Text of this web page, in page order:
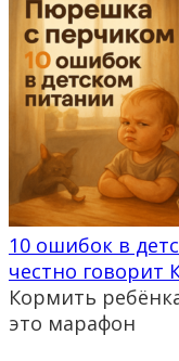
10 ошибок в
честно говорит
Кормить
это марафон